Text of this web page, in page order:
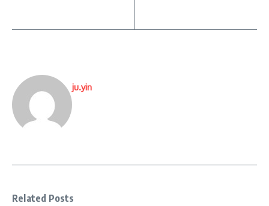
ju.yin
Related Posts